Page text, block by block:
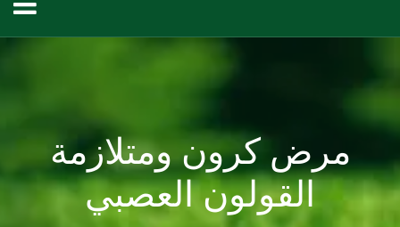
مرض كرون ومتلازمة
القولون العصبي